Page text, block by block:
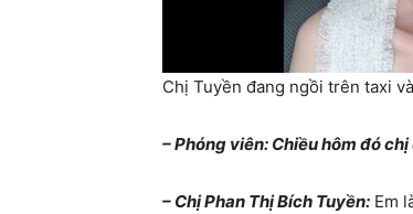
Chị Tuyền đang ngồi trên taxi
– Phóng viên: Chiều hôm đó
– Chị Phan Thị Bích Tuyền: Em